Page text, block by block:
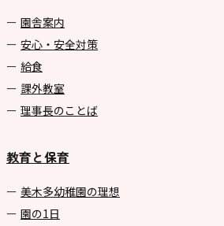
園舎案内
安心・安全対策
給食
課外教室
理事長のことば
教育と保育
美⽊多幼稚園の理想
園の1⽇